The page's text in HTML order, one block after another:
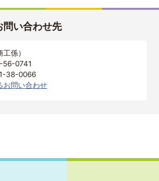
問い合わせ先
係）
56-0741
38-0066
お問い合わせ